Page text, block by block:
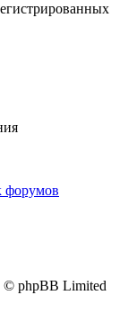
форумов
© phpBB Limited